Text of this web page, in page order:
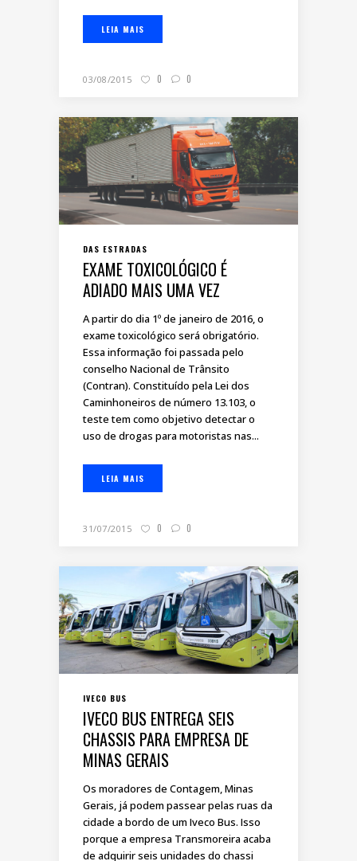
LEIA MAIS
03/08/2015 0 0
DAS ESTRADAS
EXAME TOXICOLÓGICO É
ADIADO MAIS UMA VEZ
A partir do dia 1º de janeiro de 2016, o
exame toxicológico será obrigatório.
Essa informação foi passada pelo
conselho Nacional de Trânsito
(Contran). Constituído pela Lei dos
Caminhoneiros de número 13.103, o
teste tem como objetivo detectar o
uso de drogas para motoristas nas...
LEIA MAIS
31/07/2015 0 0
IVECO BUS
IVECO BUS ENTREGA SEIS
CHASSIS PARA EMPRESA DE
MINAS GERAIS
Os moradores de Contagem, Minas
Gerais, já podem passear pelas ruas da
cidade a bordo de um Iveco Bus. Isso
porque a empresa Transmoreira acaba
de adquirir seis unidades do chassi